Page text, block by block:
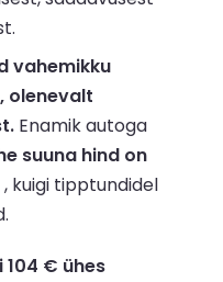
vahemikku
olenevalt
Enamik autoga
suuna hind on
, kuigi tipptundidel
104 € ühes